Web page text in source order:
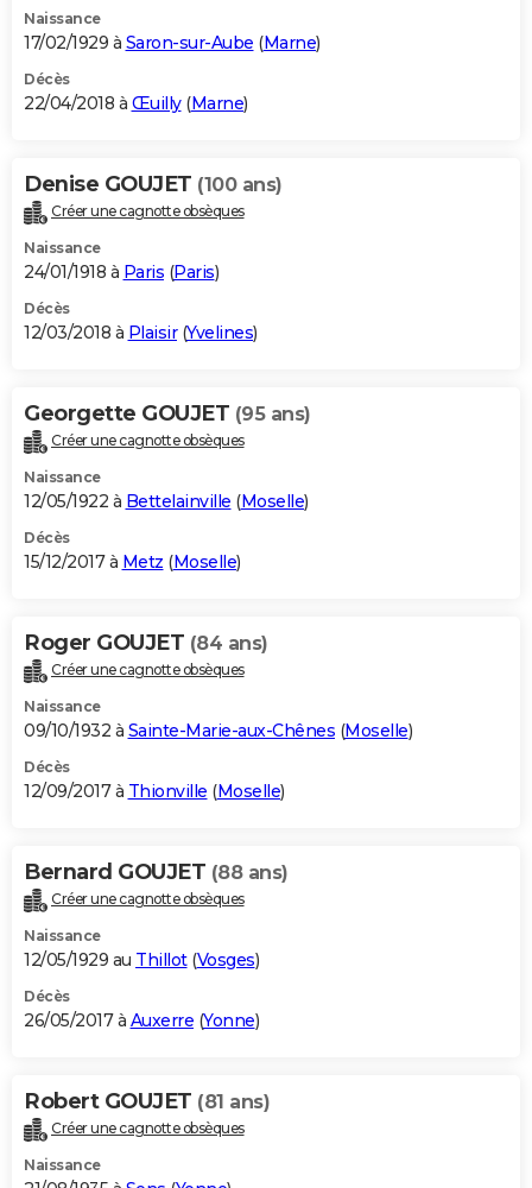
Naissance
17/02/1929 à Saron-sur-Aube (Marne)
Décès
22/04/2018 à Œuilly(Marne)
Denise GOUJET (100 ans)
Créer une cagnotte obsèques
Naissance
24/01/1918 à Paris (Paris)
Décès
12/03/2018 à Plaisir(Yvelines)
Georgette GOUJET (95 ans)
Créer une cagnotte obsèques
Naissance
12/05/1922 à Bettelainville (Moselle)
Décès
15/12/2017 à Metz (Moselle)
Roger GOUJET (84 ans)
Créer une cagnotte obsèques
Naissance
09/10/1932 à Sainte-Marie-aux-Chênes (Moselle)
Décès
12/09/2017 à Thionville (Moselle)
Bernard GOUJET (88 ans)
Créer une cagnotte obsèques
Naissance
12/05/1929 au Thillot(Vosges)
Décès
26/05/2017 à Auxerre (Yonne)
Robert GOUJET (81 ans)
Créer une cagnotte obsèques
Naissance